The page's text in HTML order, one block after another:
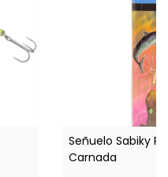
Señuelo Sabiky
Carnada